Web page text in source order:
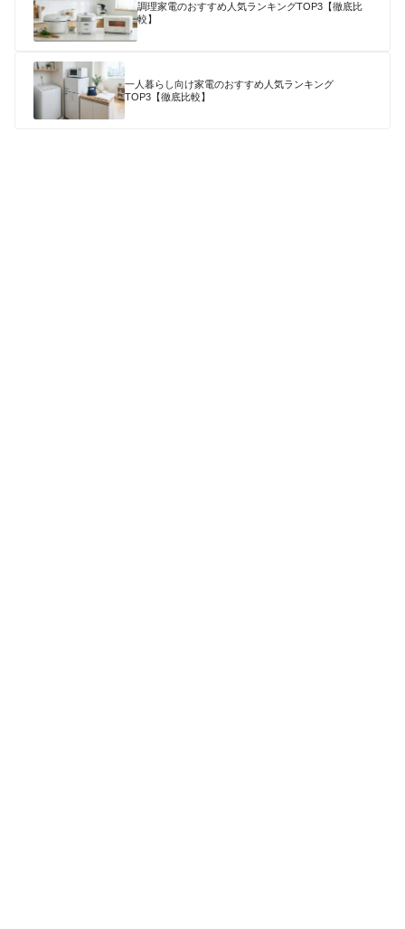
調理家電のおすすめ人気ランキングTOP3【徹底比
較】
一人暮らし向け家電のおすすめ人気ランキング
TOP3【徹底比較】